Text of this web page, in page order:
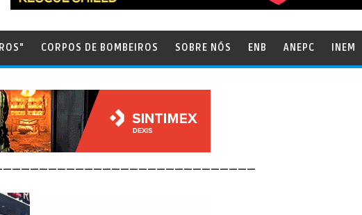
CORPOS DE BOMBEIROS SOBRE NÓS ENB ANEPC INEM